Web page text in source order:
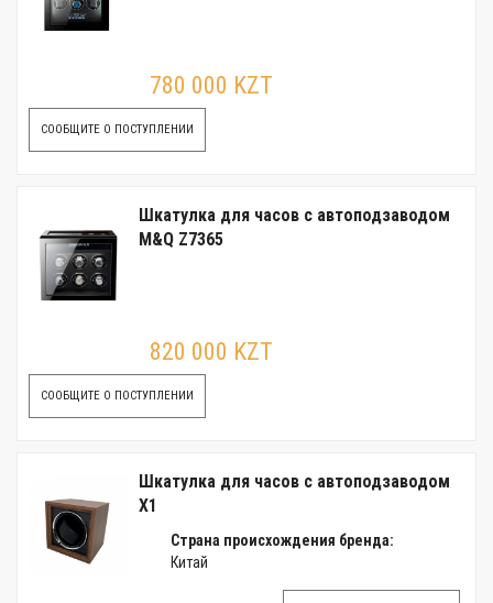
780 000 KZT
СООБЩИТЕ О ПОСТУПЛЕНИИ
Шкатулка для часов с автоподзаводом
M&Q Z7365
820 000 KZT
СООБЩИТЕ О ПОСТУПЛЕНИИ
Шкатулка для часов с автоподзаводом
X1
Страна происхождения бренда:
Китай